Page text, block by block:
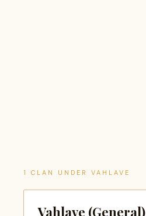
1 CLAN UNDER VAHLAVE
Vahlave (General)